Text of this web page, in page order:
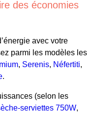
des économies
avec votre
parmi les modèles les
, Serenis, Néfertiti,
.
(selon les
serviettes 750W,